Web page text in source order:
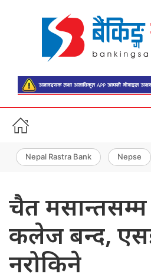
Nepal Rastra Bank Nepse
चैत
कलेज बन्द,
नरोकिने